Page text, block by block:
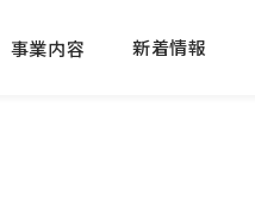
事業内容 新着情報